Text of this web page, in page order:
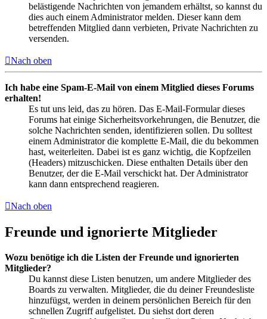
belästigende Nachrichten von jemandem erhältst, so kannst du
dies auch einem Administrator melden. Dieser kann dem
betreffenden Mitglied dann verbieten, Private Nachrichten zu
versenden.
Nach oben
Ich habe eine Spam-E-Mail von einem Mitglied dieses Forums
erhalten!
Es tut uns leid, das zu hören. Das E-Mail-Formular dieses
Forums hat einige Sicherheitsvorkehrungen, die Benutzer, die
solche Nachrichten senden, identifizieren sollen. Du solltest
einem Administrator die komplette E-Mail, die du bekommen
hast, weiterleiten. Dabei ist es ganz wichtig, die Kopfzeilen
(Headers) mitzuschicken. Diese enthalten Details über den
Benutzer, der die E-Mail verschickt hat. Der Administrator
kann dann entsprechend reagieren.
Nach oben
Freunde und ignorierte Mitglieder
Wozu benötige ich die Listen der Freunde und ignorierten
Mitglieder?
Du kannst diese Listen benutzen, um andere Mitglieder des
Boards zu verwalten. Mitglieder, die du deiner Freundesliste
hinzufügst, werden in deinem persönlichen Bereich für den
schnellen Zugriff aufgelistet. Du siehst dort deren